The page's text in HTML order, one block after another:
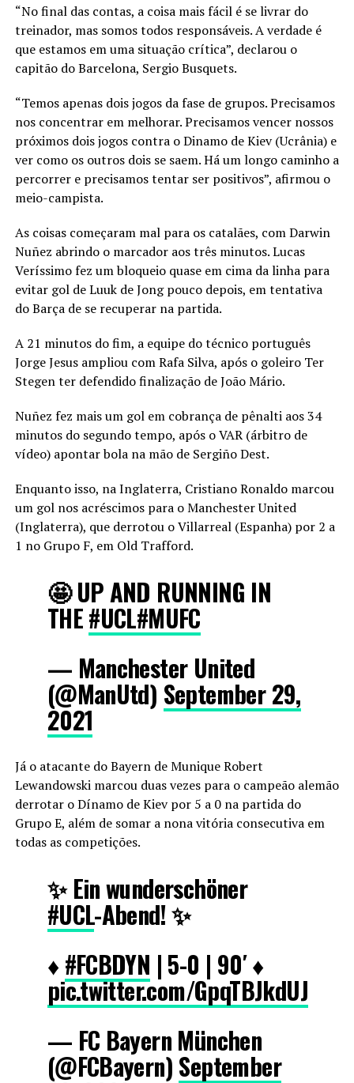
“No final das contas, a coisa mais fácil é se livrar do
treinador, mas somos todos responsáveis. A verdade é
que estamos em uma situação crítica”, declarou o
capitão do Barcelona, Sergio Busquets.
“Temos apenas dois jogos da fase de grupos. Precisamos
nos concentrar em melhorar. Precisamos vencer nossos
próximos dois jogos contra o Dinamo de Kiev (Ucrânia) e
ver como os outros dois se saem. Há um longo caminho a
percorrer e precisamos tentar ser positivos”, afirmou o
meio-campista.
As coisas começaram mal para os catalães, com Darwin
Nuñez abrindo o marcador aos três minutos. Lucas
Veríssimo fez um bloqueio quase em cima da linha para
evitar gol de Luuk de Jong pouco depois, em tentativa
do Barça de se recuperar na partida.
A 21 minutos do fim, a equipe do técnico português
Jorge Jesus ampliou com Rafa Silva, após o goleiro Ter
Stegen ter defendido finalização de João Mário.
Nuñez fez mais um gol em cobrança de pênalti aos 34
minutos do segundo tempo, após o VAR (árbitro de
vídeo) apontar bola na mão de Sergiño Dest.
Enquanto isso, na Inglaterra, Cristiano Ronaldo marcou
um gol nos acréscimos para o Manchester United
(Inglaterra), que derrotou o Villarreal (Espanha) por 2 a
1 no Grupo F, em Old Trafford.
🤩 UP AND RUNNING IN
THE#UCL#MUFC
— Manchester United
(@ManUtd) September 29,
2021
Já o atacante do Bayern de Munique Robert
Lewandowski marcou duas vezes para o campeão alemão
derrotar o Dínamo de Kiev por 5 a 0 na partida do
Grupo E, além de somar a nona vitória consecutiva em
todas as competições.
✨ Ein wunderschöner
#UCL-Abend! ✨
♦️#FCBDYN | 5-0 | 90′ ♦️
pic.twitter.com/GpqTBJkdUJ
— FC Bayern München
(@FCBayern) September